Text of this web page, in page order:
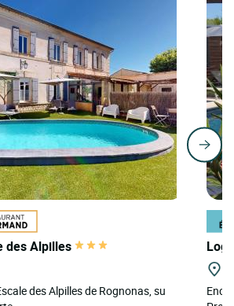
des Alpilles
des Alpilles de Rognonas, su